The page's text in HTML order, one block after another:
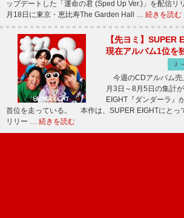
ップデートした「運命の君 (Sped Up Ver.)」を配信
月18日に東京・恵比寿The Garden Hall … 続きを読む
【先ヨミ】SUPER
現在アルバム1位を
Ｊ
今週のCDアルバム売
月3日～8月5日の集計
EIGHT『ダンダーラ』
首位を走っている。 本作は、SUPER EIGHTにとっ
リリー … 続きを読む